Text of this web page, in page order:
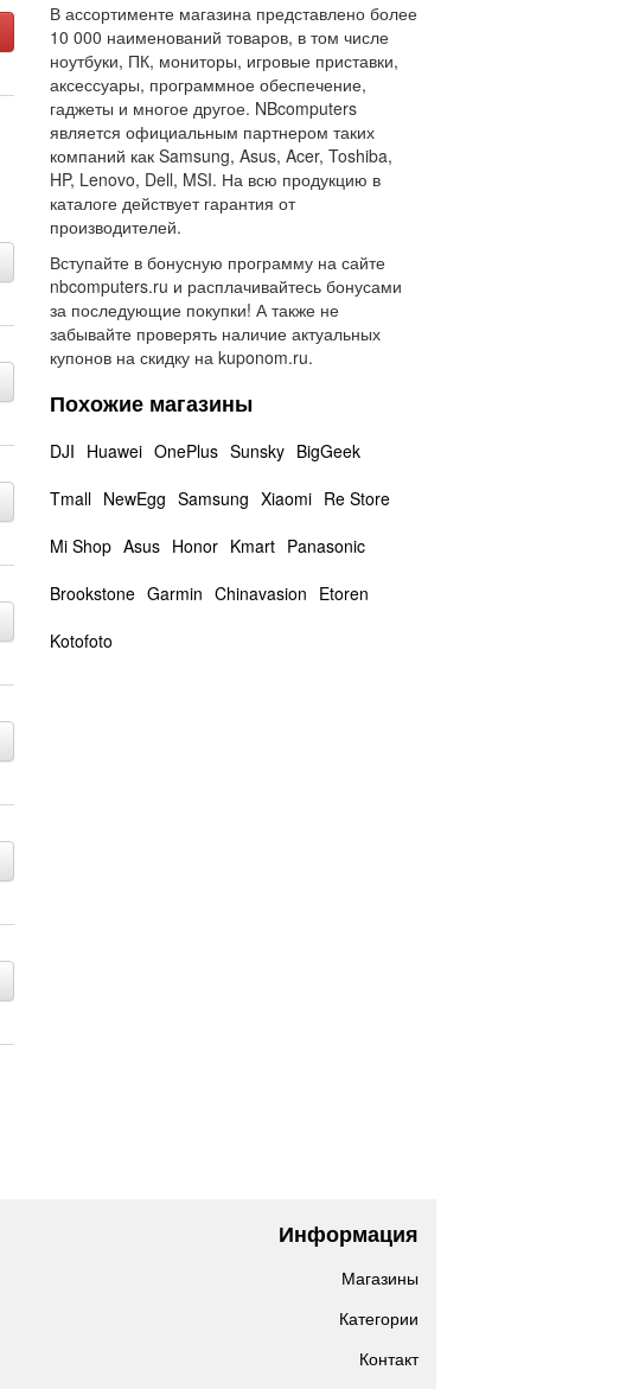
В ассортименте магазина представлено более
10 000 наименований товаров, в том числе
ноутбуки, ПК, мониторы, игровые приставки,
аксессуары, программное обеспечение,
гаджеты и многое другое. NBcomputers
является официальным партнером таких
компаний как Samsung, Asus, Acer, Toshiba,
HP, Lenovo, Dell, MSI. На всю продукцию в
каталоге действует гарантия от
производителей.
Вступайте в бонусную программу на сайте
nbcomputers.ru и расплачивайтесь бонусами
за последующие покупки! А также не
забывайте проверять наличие актуальных
купонов на скидку на kuponom.ru.
Похожие магазины
DJI Huawei OnePlus Sunsky BigGeek
Tmall NewEgg Samsung Xiaomi Re Store
Mi Shop Asus Honor Kmart Panasonic
Brookstone Garmin Chinavasion Etoren
Kotofoto
Информация
Магазины
Категории
Контакт